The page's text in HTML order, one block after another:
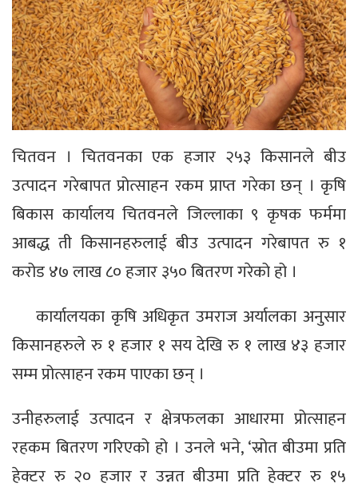
चितवन । चितवनका एक हजार २५३ किसानले बीउ
उत्पादन गरेबापत प्रोत्साहन रकम प्राप्त गरेका छन् । कृषि
बिकास कार्यालय चितवनले जिल्लाका ९ कृषक फर्ममा
आबद्ध ती किसानहरुलाई बीउ उत्पादन गरेबापत रु १
करोड ४७ लाख ८० हजार ३५० बितरण गरेको हो ।
कार्यालयका कृषि अधिकृत उमराज अर्यालका अनुसार
किसानहरुले रु १ हजार १ सय देखि रु १ लाख ४३ हजार
सम्म प्रोत्साहन रकम पाएका छन् ।
उनीहरुलाई उत्पादन र क्षेत्रफलका आधारमा प्रोत्साहन
रहकम बितरण गरिएको हो । उनले भने, ‘स्रोत बीउमा प्रति
हेक्टर रु २० हजार र उन्नत बीउमा प्रति हेक्टर रु १५